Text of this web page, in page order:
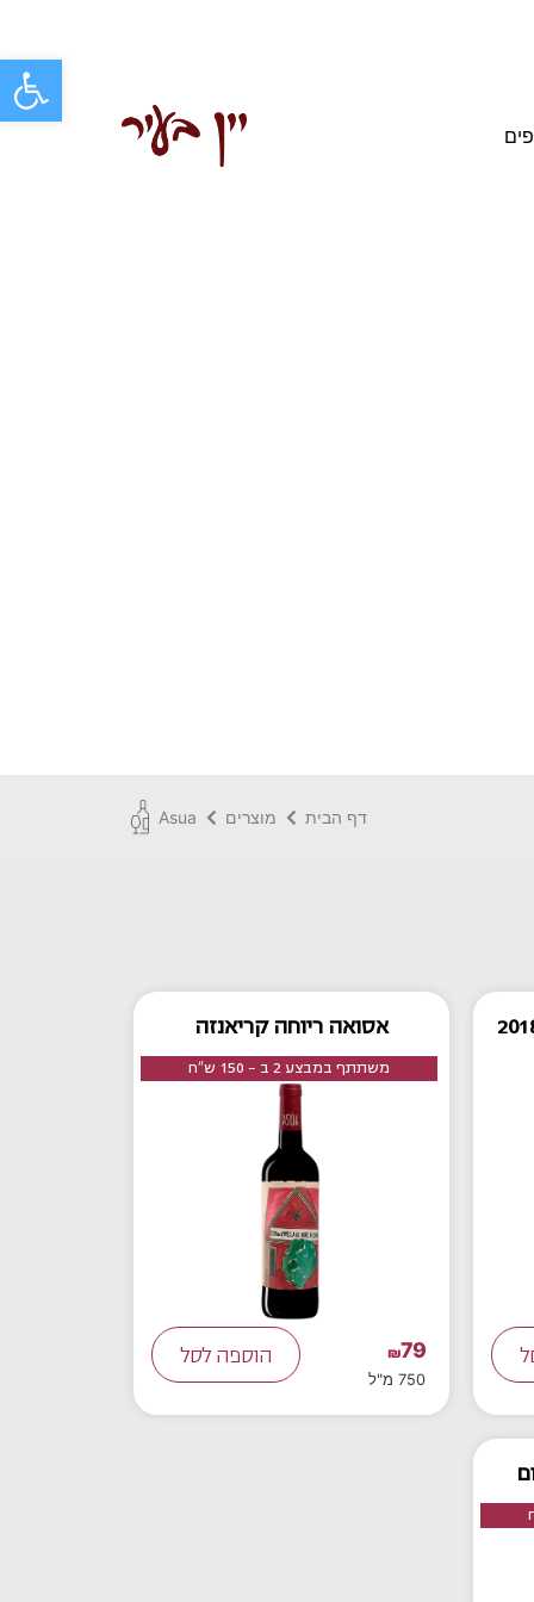
דף הבית מוצרים Asua
אסואה ריוחה קריאנזה
משתתף במבצע 2 ב - 150 ש"ח
₪79
750 מ"ל
הוספה לסל
פתח